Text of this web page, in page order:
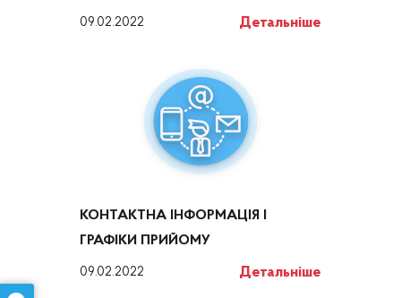
09.02.2022 Детальніше
КОНТАКТНА ІНФОРМАЦІЯ І
ГРАФІКИ ПРИЙОМУ
09.02.2022 Детальніше